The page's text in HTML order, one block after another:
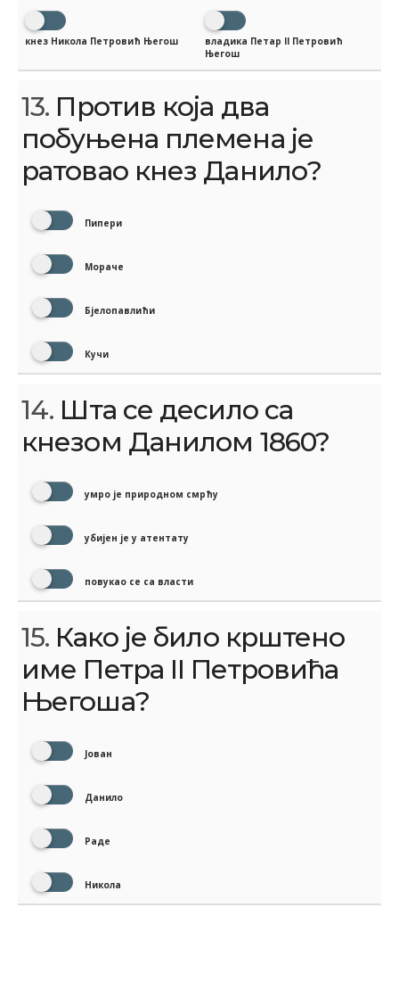
кнез Никола Петровић Његош
владика Петар II Петровић
Његош
13. Против која два
побуњена племена је
ратовао кнез Данило?
Пипери
Мораче
Бјелопавлићи
Кучи
14. Шта се десило са
кнезом Данилом 1860?
умро је природном смрћу
убијен је у атентату
повукао се са власти
15. Како је било крштено
име Петра II Петровића
Његоша?
Јован
Данило
Раде
Никола